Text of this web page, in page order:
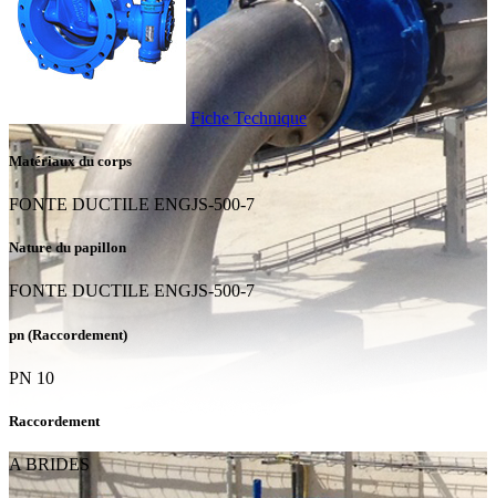
Fiche Technique
Matériaux du corps
FONTE DUCTILE ENGJS-500-7
Nature du papillon
FONTE DUCTILE ENGJS-500-7
pn (Raccordement)
PN 10
Raccordement
A BRIDES